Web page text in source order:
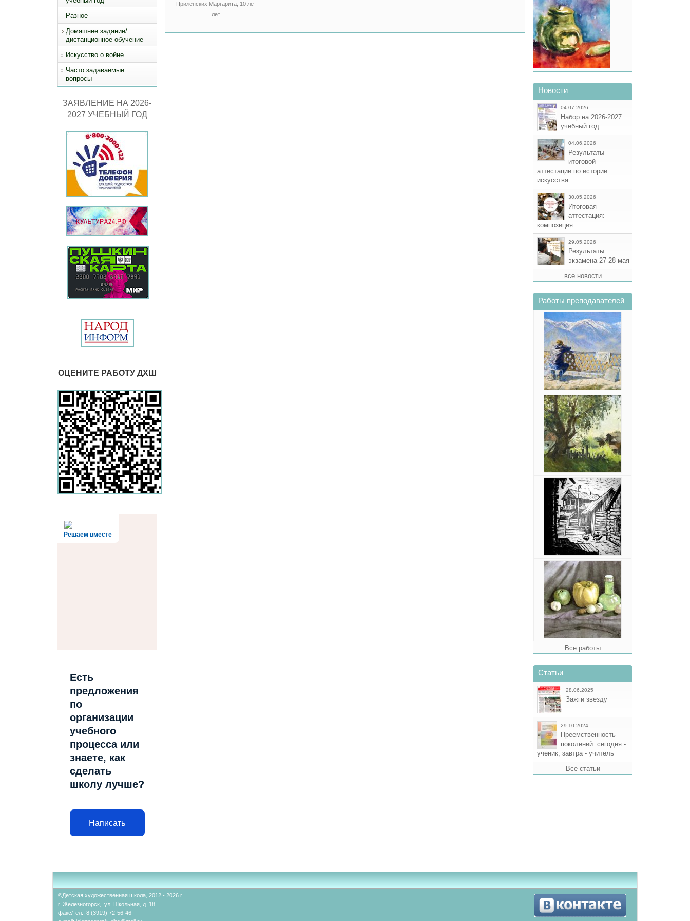
Разное
Домашнее задание/
дистанционное обучение
Искусство о войне
Часто задаваемые
вопросы
ЗАЯВЛЕНИЕ НА 2026-
2027 УЧЕБНЫЙ ГОД
ОЦЕНИТЕ РАБОТУ ДХШ
Решаем вместе
Есть
предложения
по
организации
учебного
процесса или
знаете, как
сделать
школу лучше?
Написать
Прилепских Маргарита, 10 лет
лет
Новости
04.07.2026
Набор на 2026-2027
учебный год
04.06.2026
Результаты
итоговой
аттестации по истории
искусства
30.05.2026
Итоговая
аттестация:
композиция
29.05.2026
Результаты
экзамена 27-28 мая
все новости
Работы преподавателей
Все работы
Статьи
28.06.2025
Зажги звезду
29.10.2024
Преемственность
поколений: сегодня -
ученик, завтра - учитель
Все статьи
©Детская художественная школа, 2012 - 2026 г.
г. Железногорск, ул. Школьная, д. 18
факс/тел.: 8 (3919) 72-56-46